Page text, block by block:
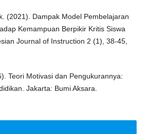
(2021). Dampak Model Pembelajaran
Kemampuan Berpikir Kritis Siswa
Journal of Instruction 2 (1), 38-45,
Teori Motivasi dan Pengukurannya:
Jakarta: Bumi Aksara.